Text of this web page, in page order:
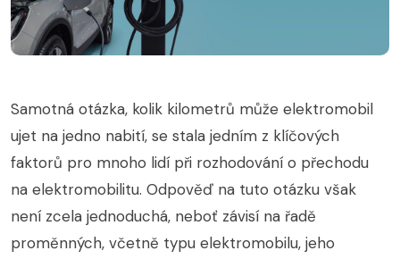
Samotná otázka, kolik kilometrů může elektromobil
ujet na jedno nabití, se stala jedním z klíčových
faktorů pro mnoho lidí při rozhodování o přechodu
na elektromobilitu. Odpověď na tuto otázku však
není zcela jednoduchá, neboť závisí na řadě
proměnných, včetně typu elektromobilu, jeho